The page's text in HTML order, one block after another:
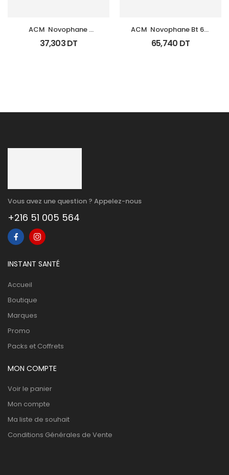
ACM  Novophane
Shampooing K Fl 125Ml
37,303DT
ACM  Novophane Bt 60
Gelules
65,740 DT
Vous avez une question ? Appelez-nous
+216 51 005 564
INSTANT SANTÉ
Accueil
Boutique
Marques
Promo
Packs et Coffrets
MON COMPTE
Voir le panier
Mon compte
Ma liste de souhait
Conditions Générales de Vente